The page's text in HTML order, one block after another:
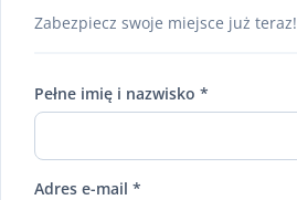
Zabezpiecz swoje miejsce już teraz!
Pełne imię i nazwisko *
Adres e-mail *